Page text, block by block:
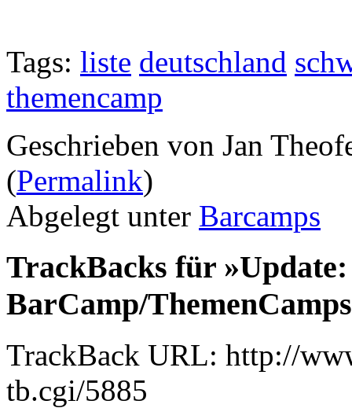
Tags: liste deutschland
themencamp
Geschrieben von Jan
(Permalink)
Abgelegt unter Barcamps
TrackBacks für »Update:
BarCamp/
TrackBack URL: http://
tb.cgi/5885